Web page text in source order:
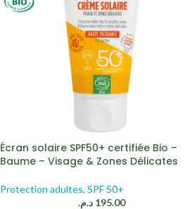
Écran solaire SPF50+ certifiée Bio –
Baume – Visage & Zones Délicates
Protection adultes, SPF 50+
195.00 د.م.